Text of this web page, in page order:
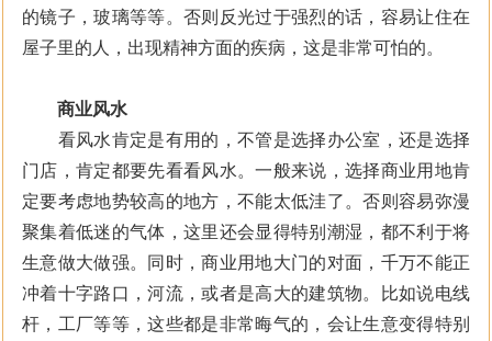
的镜子，玻璃等等。否则反光过于强烈的话，容易让住在
屋子里的人，出现精神方面的疾病，这是非常可怕的。
商业风水
看风水肯定是有用的，不管是选择办公室，还是选择
门店，肯定都要先看看风水。一般来说，选择商业用地肯
定要考虑地势较高的地方，不能太低洼了。否则容易弥漫
聚集着低迷的气体，这里还会显得特别潮湿，都不利于将
生意做大做强。同时，商业用地大门的对面，千万不能正
冲着十字路口，河流，或者是高大的建筑物。比如说电线
杆，工厂等等，这些都是非常晦气的，会让生意变得特别